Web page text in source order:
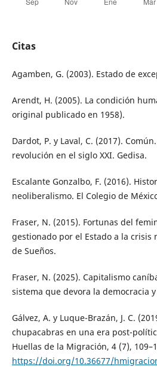
Citas
Agamben, G. (2003). Estado de
Arendt, H. (2005). La condición
original publicado en 1958).
Dardot, P. y Laval, C. (2017).
revolución en el siglo XXI. Gedisa.
Escalante Gonzalbo, F. (2016).
neoliberalismo. El Colegio de
Fraser, N. (2015). Fortunas del
gestionado por el Estado a la crisis
de Sueños.
Fraser, N. (2025). Capitalismo
sistema que devora la democracia
Gálvez, A. y Luque-Brazán, J. C.
chupacabras en una era post-
Huellas de la Migración, 4 (7),
https://doi.org/10.36677/